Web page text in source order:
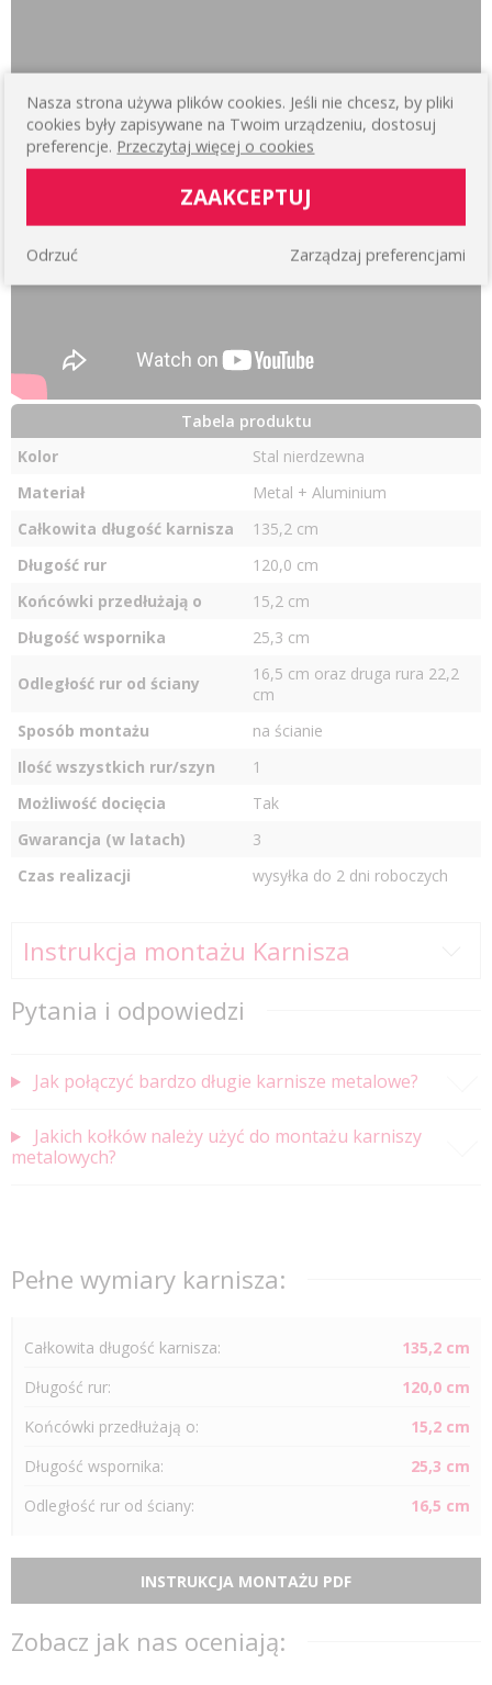
Tabela produktu
Kolor
Stal nierdzewna
Materiał
Metal + Aluminium
Całkowita długość karnisza
135,2 cm
Długość rur
120,0 cm
Końcówki przedłużają o
15,2 cm
Długość wspornika
25,3 cm
Odległość rur od ściany 16,5 cm oraz druga rura 22,2
cm
Sposób montażu
na ścianie
Ilość wszystkich rur/szyn
1
Możliwość docięcia
Tak
Gwarancja (w latach)
3
Czas realizacji
wysyłka do 2 dni roboczych
Instrukcja montażu Karnisza
Pytania i odpowiedzi
Jak połączyć bardzo długie karnisze metalowe?
Jakich kołków należy użyć do montażu karniszy
metalowych?
Pełne wymiary karnisza:
Całkowita długość karnisza:
135,2 cm
Długość rur:
120,0 cm
Końcówki przedłużają o:
15,2 cm
Długość wspornika:
25,3 cm
Odległość rur od ściany: 16,5 cm
INSTRUKCJA MONTAŻU PDF
Zobacz jak nas oceniają:
Nasza strona używa plików cookies. Jeśli nie chcesz, by pliki
cookies były zapisywane na Twoim urządzeniu, dostosuj
preferencje. Przeczytaj więcej o cookies
ZAAKCEPTUJ
Zarządzaj preferencjami
Odrzuć